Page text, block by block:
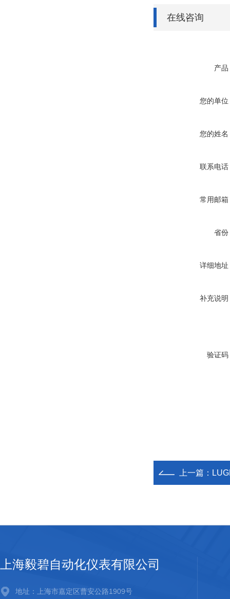
在线咨询
产品
您的单位
您的姓名
联系电话
常用邮箱
省份
详细地址
补充说明
验证码
上一篇：
上海毅碧自动化仪表有限公司
地址：上海市嘉定区曹安公路1909号